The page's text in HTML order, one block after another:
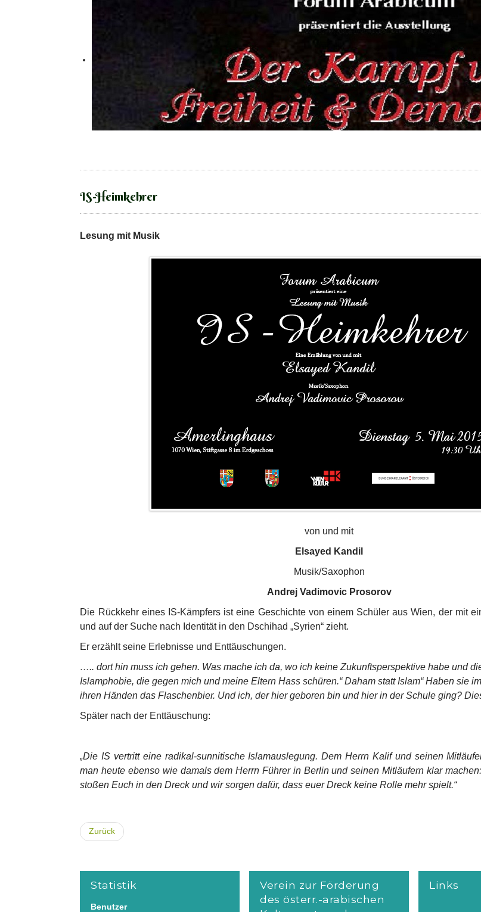
IS-Heimkehrer
Lesung mit Musik
von und mit
Elsayed Kandil
Musik/Saxophon
Andrej Vadimovic Prosorov
Die Rückkehr eines IS-Kämpfers ist eine Geschichte von einem Schüler aus Wien, der mit
und auf der Suche nach Identität in den Dschihad „Syrien“ zieht.
Er erzählt seine Erlebnisse und Enttäuschungen.
….. dort hin muss ich gehen. Was mache ich da, wo ich keine Zukunftsperspektive habe und
Islamphobie, die gegen mich und meine Eltern Hass schüren.“ Daham statt Islam“ Haben sie
ihren Händen das Flaschenbier. Und ich, der hier geboren bin und hier in der Schule ging?
Später nach der Enttäuschung:
„Die IS vertritt eine radikal-sunnitische Islamauslegung. Dem Herrn Kalif und seinen
man heute ebenso wie damals dem Herrn Führer in Berlin und seinen Mitläufern klar
stoßen Euch in den Dreck und wir sorgen dafür, dass euer Dreck keine Rolle mehr spielt.“
Zurück
Statistik
Benutzer
Links
Verein zur Förderung
des österr.-arabischen